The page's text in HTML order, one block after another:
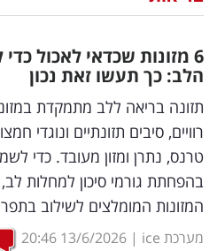
דיגיטל
וטק
שיווק
ופרסום
משפט
6 מזונות שכדאי לאכול
הלב: כך תעשו זאת נכון
תזונה בריאה ללב מתמקדת
רוויים, סיבים תזונתיים ונוגדי
טרנס, נתרן ומזון מעובד. כדי
בהפחתת גורמי סיכון למחלות
המזונות המומלצים לשילוב
מערכת ice |
13/6/2026
20:46